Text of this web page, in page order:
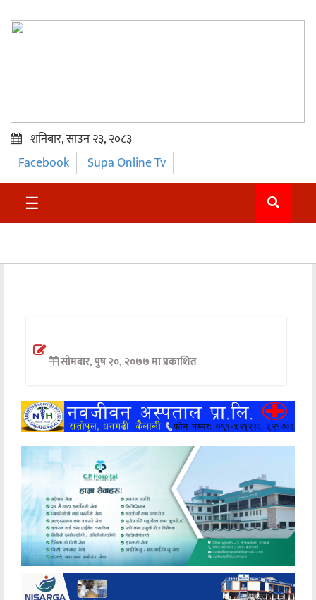
प्रमुख
समाचार
सुदुर
अन्तर्वार्ता
खेलकुद
मनोरञ्जन
अन्य
शनिबार, साउन २३, २०८३
Facebook Supa Online Tv
☰
सोमबार, पुष २०, २०७७ मा प्रकाशित